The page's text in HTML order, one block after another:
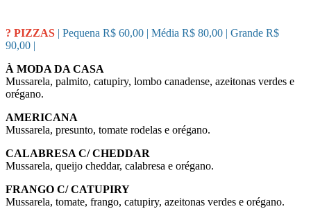
? PIZZAS | Pequena R$ 60,00 | Média R$ 80,00 | Grande R$
90,00 |
À MODA DA CASA
Mussarela, palmito, catupiry, lombo canadense, azeitonas verdes e
orégano.
AMERICANA
Mussarela, presunto, tomate rodelas e orégano.
CALABRESA C/ CHEDDAR
Mussarela, queijo cheddar, calabresa e orégano.
FRANGO C/ CATUPIRY
Mussarela, tomate, frango, catupiry, azeitonas verdes e orégano.